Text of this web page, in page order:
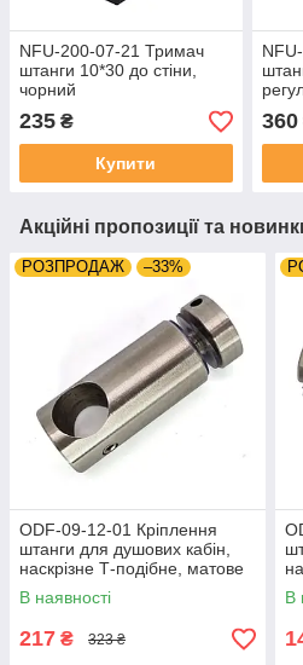
NFU-200-07-21 Тримач
штанги 10*30 до стіни,
чорний
235 ₴
Купити
360
Акційні пропозиції та
РОЗПРОДАЖ –33%
ODF-09-12-01 Кріплення
штанги для душових кабін,
наскрізне Т-подібне, матове
В наявності
217 ₴ 323 ₴
В